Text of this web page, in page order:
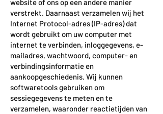
website of ons op een andere manier
verstrekt. Daarnaast verzamelen wij het
Internet Protocol-adres (IP-adres) dat
wordt gebruikt om uw computer met
internet te verbinden, inloggegevens, e-
mailadres, wachtwoord, computer- en
verbindingsinformatie en
aankoopgeschiedenis. Wij kunnen
softwaretools gebruiken om
sessiegegevens te meten en te
verzamelen, waaronder reactietijden van